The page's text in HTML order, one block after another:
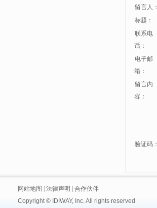
留言人：
标题：
联系电
话：
电子邮
箱：
留言内
容：
验证码：
网站地图 法律声明
合作伙伴
Copyright © IDIWAY, Inc. All rights reserved